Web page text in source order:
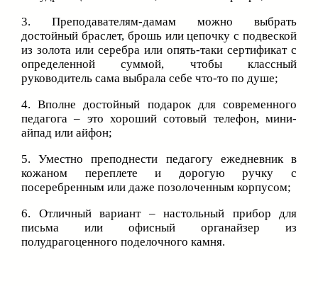
3. Преподавателям-дамам можно выбрать
достойный браслет, брошь или цепочку с подвеской
из золота или серебра или опять-таки сертификат с
определенной суммой, чтобы классный
руководитель сама выбрала себе что-то по душе;
4. Вполне достойный подарок для современного
педагога – это хороший сотовый телефон, мини-
айпад или айфон;
5. Уместно преподнести педагогу ежедневник в
кожаном переплете и дорогую ручку с
посеребренным или даже позолоченным корпусом;
6. Отличный вариант – настольный прибор для
письма или офисный органайзер из
полудрагоценного поделочного камня.